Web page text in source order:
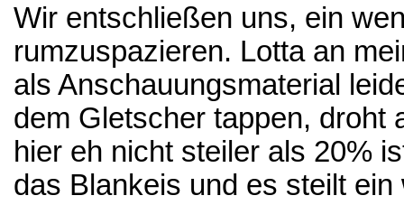
Wir entschließen uns, ein
rumzuspazieren. Lotta an
als Anschauungsmaterial
dem Gletscher tappen, droht
hier eh nicht steiler als 20%
das Blankeis und es steilt